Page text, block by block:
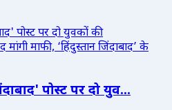
पोस्ट पर दो युव...